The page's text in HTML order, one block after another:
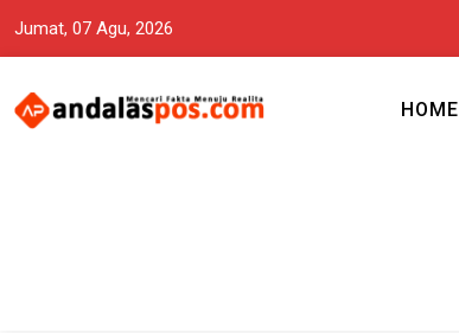
Jumat, 07 Agu, 2026
HOME